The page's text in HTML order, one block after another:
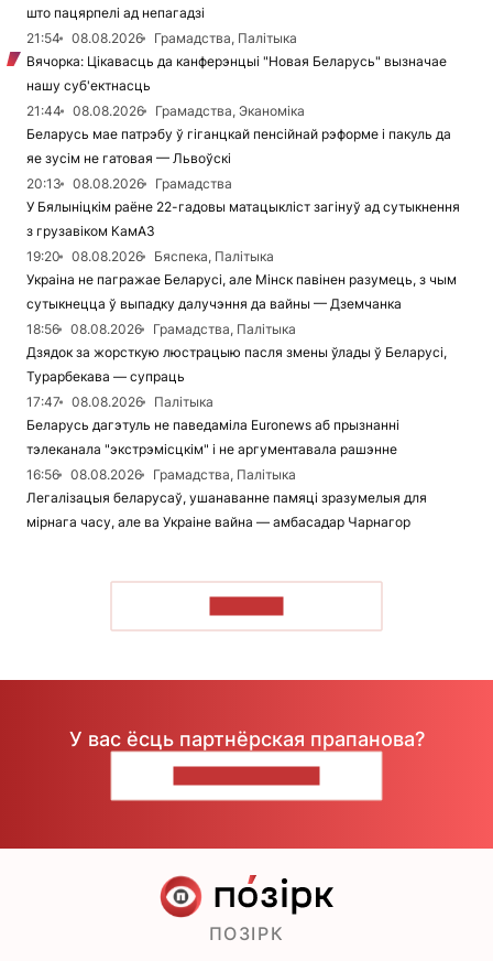
што пацярпелі ад непагадзі
21:54
08.08.2026
Грамадства, Палітыка
Вячорка: Цікавасць да канферэнцыі "Новая Беларусь" вызначае
нашу суб'ектнасць
21:44
08.08.2026
Грамадства, Эканоміка
Беларусь мае патрэбу ў гіганцкай пенсійнай рэформе і пакуль да
яе зусім не гатовая — Львоўскі
20:13
08.08.2026
Грамадства
У Бялыніцкім раёне 22-гадовы матацыкліст загінуў ад сутыкнення
з грузавіком КамАЗ
19:20
08.08.2026
Бяспека, Палітыка
Украіна не пагражае Беларусі, але Мінск павінен разумець, з чым
сутыкнецца ў выпадку далучэння да вайны — Дземчанка
18:56
08.08.2026
Грамадства, Палітыка
Дзядок за жорсткую люстрацыю пасля змены ўлады ў Беларусі,
Турарбекава — супраць
17:47
08.08.2026
Палітыка
Беларусь дагэтуль не паведаміла Euronews аб прызнанні
тэлеканала "экстрэмісцкім" і не аргументавала рашэнне
16:56
08.08.2026
Грамадства, Палітыка
Легалізацыя беларусаў, ушанаванне памяці зразумелыя для
мірнага часу, але ва Украіне вайна — амбасадар Чарнагор
У вас ёсць партнёрская прапанова?
ПОЗІРК